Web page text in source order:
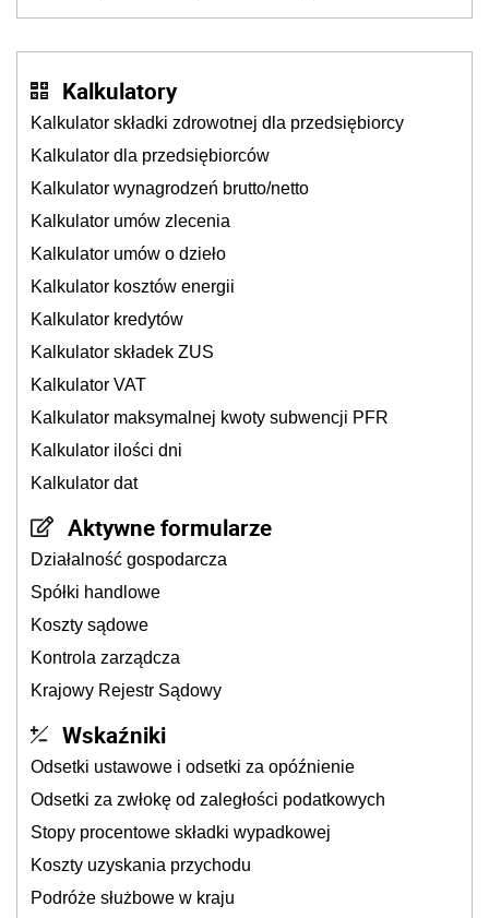
Kalkulatory
Kalkulator składki zdrowotnej dla przedsiębiorcy
Kalkulator dla przedsiębiorców
Kalkulator wynagrodzeń brutto/netto
Kalkulator umów zlecenia
Kalkulator umów o dzieło
Kalkulator kosztów energii
Kalkulator kredytów
Kalkulator składek ZUS
Kalkulator VAT
Kalkulator maksymalnej kwoty subwencji PFR
Kalkulator ilości dni
Kalkulator dat
Aktywne formularze
Działalność gospodarcza
Spółki handlowe
Koszty sądowe
Kontrola zarządcza
Krajowy Rejestr Sądowy
Wskaźniki
Odsetki ustawowe i odsetki za opóźnienie
Odsetki za zwłokę od zaległości podatkowych
Stopy procentowe składki wypadkowej
Koszty uzyskania przychodu
Podróże służbowe w kraju